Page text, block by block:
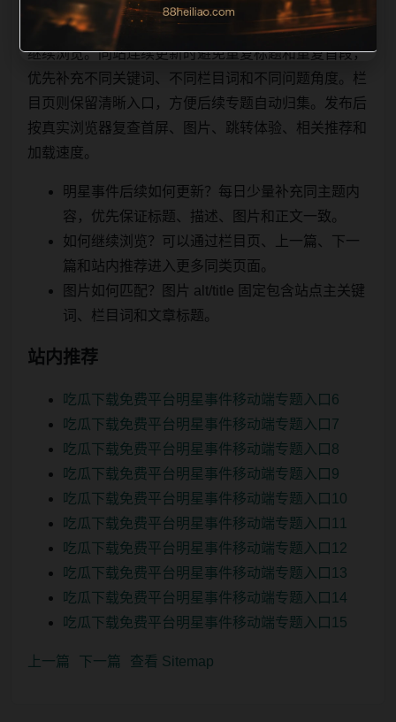
相关问题与推荐
继续浏览。同站连续更新时避免重复标题和重复首段，
优先补充不同关键词、不同栏目词和不同问题角度。栏
目页则保留清晰入口，方便后续专题自动归集。发布后
按真实浏览器复查首屏、图片、跳转体验、相关推荐和
加载速度。
明星事件后续如何更新？每日少量补充同主题内
容，优先保证标题、描述、图片和正文一致。
如何继续浏览？可以通过栏目页、上一篇、下一
篇和站内推荐进入更多同类页面。
图片如何匹配？图片 alt/title 固定包含站点主关键
词、栏目词和文章标题。
站内推荐
吃瓜下载免费平台明星事件移动端专题入口6
吃瓜下载免费平台明星事件移动端专题入口7
吃瓜下载免费平台明星事件移动端专题入口8
吃瓜下载免费平台明星事件移动端专题入口9
吃瓜下载免费平台明星事件移动端专题入口10
吃瓜下载免费平台明星事件移动端专题入口11
吃瓜下载免费平台明星事件移动端专题入口12
吃瓜下载免费平台明星事件移动端专题入口13
吃瓜下载免费平台明星事件移动端专题入口14
吃瓜下载免费平台明星事件移动端专题入口15
上一篇 下一篇 查看 Sitemap